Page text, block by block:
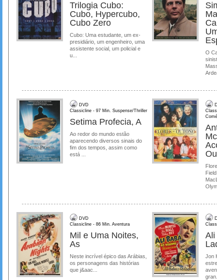
Trilogia Cubo:
Cubo, Hypercubo,
Cubo Zero
Cubo: Uma estudante, um ex-
presidiário, um engenheiro, uma
assistente social, um policial e
u...
O
DVD
Classicline - 97 Min. Suspense/Thriller
Setima Profecia, A
Ao redor do mundo estão
aparecendo diversos sinais do
fim dos tempos, assim como
está ...
DVD
Classicline - 86 Min. Aventura
Mil e Uma Noites,
As
Neste incrível épico das Arábias,
os personagens das histórias
que j&aac...
Ali
Jon